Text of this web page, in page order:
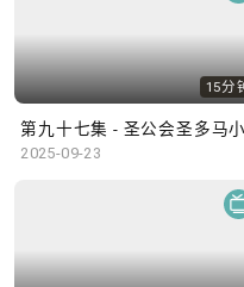
15分
2025-09-23